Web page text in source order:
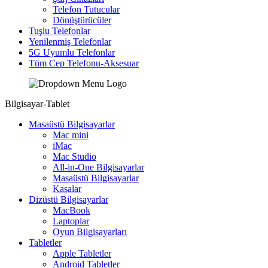
Telefon Tutucular
Dönüştürücüler
Tuşlu Telefonlar
Yenilenmiş Telefonlar
5G Uyumlu Telefonlar
Tüm Cep Telefonu-Aksesuar
Bilgisayar-Tablet
Masaüstü Bilgisayarlar
Mac mini
iMac
Mac Studio
All-in-One Bilgisayarlar
Masaüstü Bilgisayarlar
Kasalar
Dizüstü Bilgisayarlar
MacBook
Laptoplar
Oyun Bilgisayarları
Tabletler
Apple Tabletler
Android Tabletler